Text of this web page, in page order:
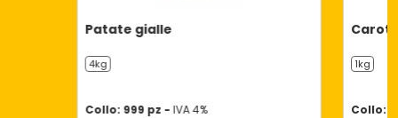
Patate gialle
4kg
Collo: 999 pz - IVA 4%
1kg
Collo: